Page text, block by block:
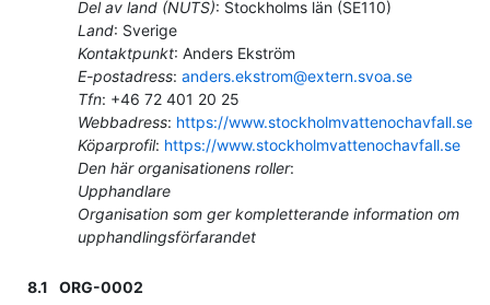
Del av land (NUTS): Stockholms län (SE110)
Land: Sverige
Kontaktpunkt: Anders Ekström
E-postadress: anders.ekstrom@extern.svoa.se
Tfn: +46 72 401 20 25
Webbadress: https://www.stockholmvattenochavfall.se
Köparprofil: https://www.stockholmvattenochavfall.se
Den här organisationens roller:
Upphandlare
Organisation som ger kompletterande information om
upphandlingsförfarandet
8.1
ORG-0002